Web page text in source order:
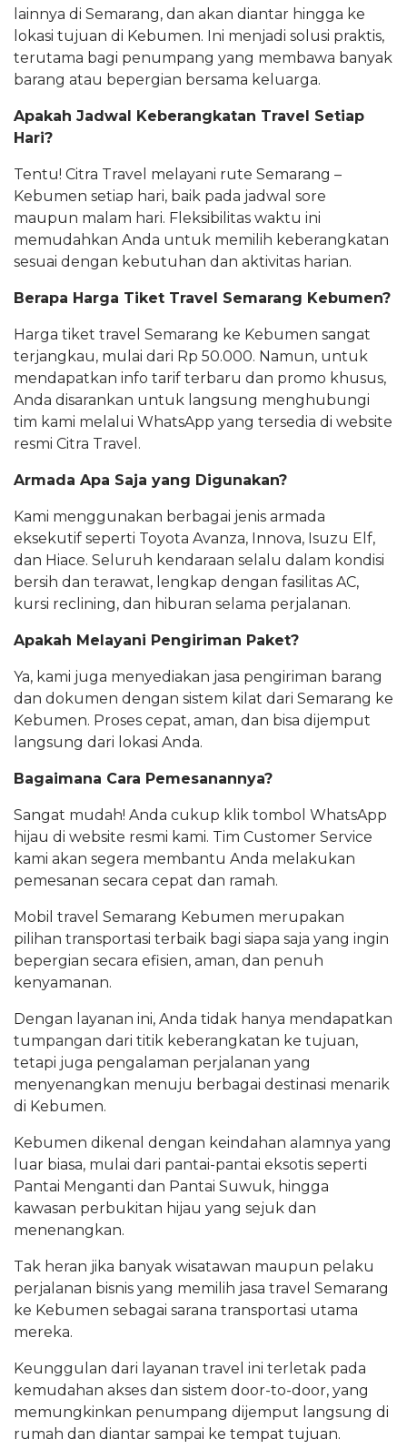
lainnya di Semarang, dan akan diantar hingga ke
lokasi tujuan di Kebumen. Ini menjadi solusi praktis,
terutama bagi penumpang yang membawa banyak
barang atau bepergian bersama keluarga.
Apakah Jadwal Keberangkatan Travel Setiap
Hari?
Tentu! Citra Travel melayani rute Semarang –
Kebumen setiap hari, baik pada jadwal sore
maupun malam hari. Fleksibilitas waktu ini
memudahkan Anda untuk memilih keberangkatan
sesuai dengan kebutuhan dan aktivitas harian.
Berapa Harga Tiket Travel Semarang Kebumen?
Harga tiket travel Semarang ke Kebumen sangat
terjangkau, mulai dari Rp 50.000. Namun, untuk
mendapatkan info tarif terbaru dan promo khusus,
Anda disarankan untuk langsung menghubungi
tim kami melalui WhatsApp yang tersedia di website
resmi Citra Travel.
Armada Apa Saja yang Digunakan?
Kami menggunakan berbagai jenis armada
eksekutif seperti Toyota Avanza, Innova, Isuzu Elf,
dan Hiace. Seluruh kendaraan selalu dalam kondisi
bersih dan terawat, lengkap dengan fasilitas AC,
kursi reclining, dan hiburan selama perjalanan.
Apakah Melayani Pengiriman Paket?
Ya, kami juga menyediakan jasa pengiriman barang
dan dokumen dengan sistem kilat dari Semarang ke
Kebumen. Proses cepat, aman, dan bisa dijemput
langsung dari lokasi Anda.
Bagaimana Cara Pemesanannya?
Sangat mudah! Anda cukup klik tombol WhatsApp
hijau di website resmi kami. Tim Customer Service
kami akan segera membantu Anda melakukan
pemesanan secara cepat dan ramah.
Mobil travel Semarang Kebumen merupakan
pilihan transportasi terbaik bagi siapa saja yang ingin
bepergian secara efisien, aman, dan penuh
kenyamanan.
Dengan layanan ini, Anda tidak hanya mendapatkan
tumpangan dari titik keberangkatan ke tujuan,
tetapi juga pengalaman perjalanan yang
menyenangkan menuju berbagai destinasi menarik
di Kebumen.
Kebumen dikenal dengan keindahan alamnya yang
luar biasa, mulai dari pantai-pantai eksotis seperti
Pantai Menganti dan Pantai Suwuk, hingga
kawasan perbukitan hijau yang sejuk dan
menenangkan.
Tak heran jika banyak wisatawan maupun pelaku
perjalanan bisnis yang memilih jasa travel Semarang
ke Kebumen sebagai sarana transportasi utama
mereka.
Keunggulan dari layanan travel ini terletak pada
kemudahan akses dan sistem door-to-door, yang
memungkinkan penumpang dijemput langsung di
rumah dan diantar sampai ke tempat tujuan.